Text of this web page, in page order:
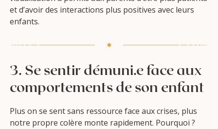
et d’avoir des interactions plus positives avec leurs
enfants.
3. Se sentir démuni.e face aux
comportements de son enfant
Plus on se sent sans ressource face aux crises, plus
notre propre colère monte rapidement. Pourquoi ?